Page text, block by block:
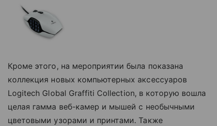
Кроме этого, на мероприятии была показана
коллекция новых компьютерных аксессуаров
Logitech Global Graffiti Collection, в которую вошла
целая гамма веб-камер и мышей с необычными
цветовыми узорами и принтами. Также